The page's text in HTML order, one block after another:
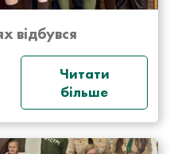
відбувся
Читати
більше